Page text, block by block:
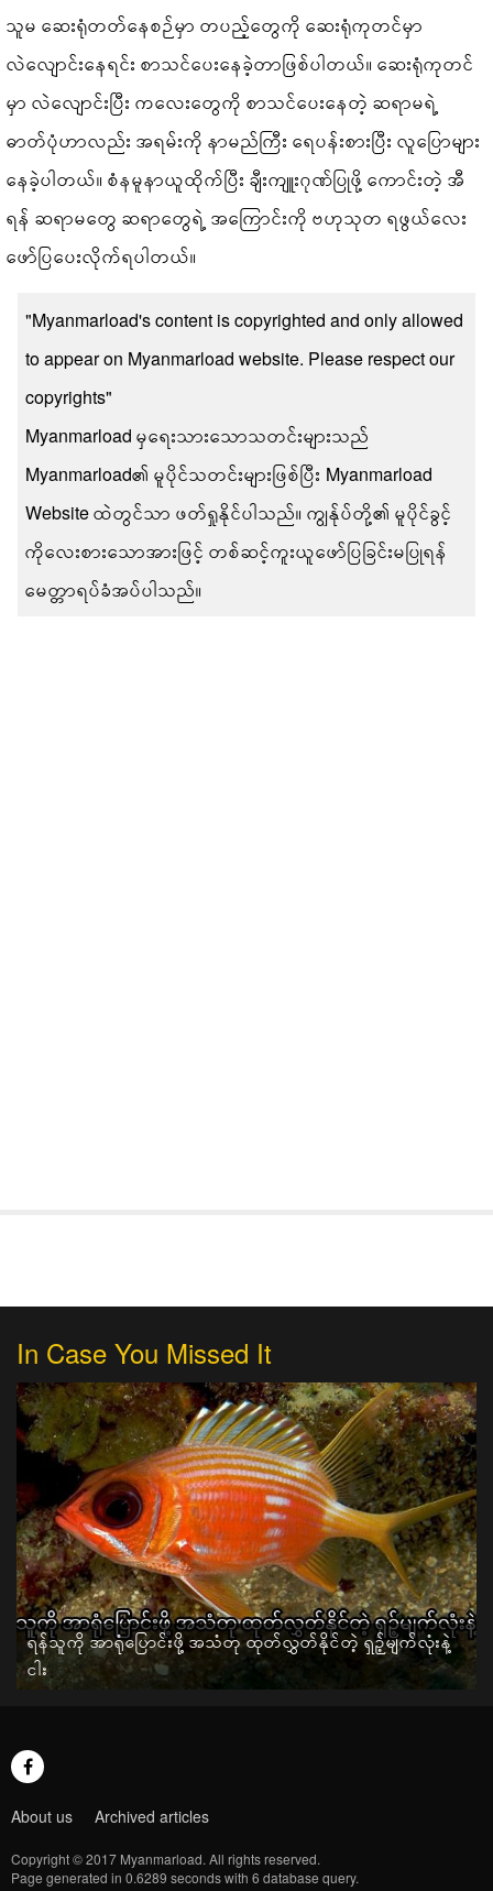
သူမ ဆေးရုံတတ်နေစဉ်မှာ တပည့်တွေကို ဆေးရုံကုတင်မှာ
လဲလျောင်းနေရင်း စာသင်ပေးနေခဲ့တာဖြစ်ပါတယ်။ ဆေးရုံကုတင်
မှာ လဲလျောင်းပြီး ကလေးတွေကို စာသင်ပေးနေတဲ့ ဆရာမရဲ့
ဓာတ်ပုံဟာလည်း အရမ်းကို နာမည်ကြီး ရေပန်းစားပြီး လူပြောများ
နေခဲ့ပါတယ်။ စံနမူနာယူထိုက်ပြီး ချီးကျူးဂုဏ်ပြုဖို့ ကောင်းတဲ့ အီ
ရန် ဆရာမတွေ ဆရာတွေရဲ့ အကြောင်းကို ဗဟုသုတ ရဖွယ်လေး
ဖော်ပြပေးလိုက်ရပါတယ်။
"Myanmarload's content is copyrighted and only allowed
to appear on Myanmarload website. Please respect our
copyrights"
Myanmarload မှရေးသားသောသတင်းများသည်
Myanmarload၏ မူပိုင်သတင်းများဖြစ်ပြီး Myanmarload
Website ထဲတွင်သာ ဖတ်ရှုနိုင်ပါသည်။ ကျွန်ုပ်တို့၏ မူပိုင်ခွင့်
ကိုလေးစားသောအားဖြင့် တစ်ဆင့်ကူးယူဖော်ပြခြင်းမပြုရန်
မေတ္တာရပ်ခံအပ်ပါသည်။
In Case You Missed It
ရန်သူကို အာရုံပြောင်းဖို့ အသံတု ထုတ်လွှတ်နိုင်တဲ့ ရှဉ့်မျက်လုံးနဲ့
ငါး
About us Archived articles
Copyright © 2017 Myanmarload. All rights reserved.
Page generated in 0.6289 seconds with 6 database query.